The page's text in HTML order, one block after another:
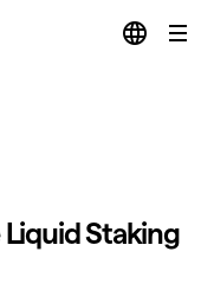
Staking